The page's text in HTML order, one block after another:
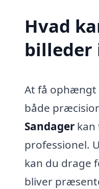
Hvad
billeder
At få ophængt
både
Sandager kan
professionel.
kan du drage
bliver